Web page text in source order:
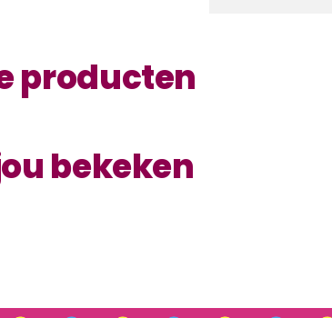
producten
bekeken